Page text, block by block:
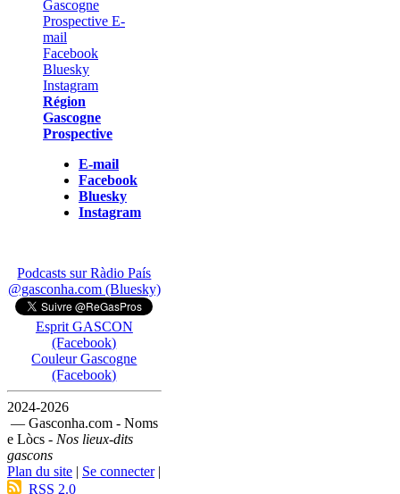
Région
Gascogne
Prospective
E-mail
Facebook
Bluesky
Instagram
Podcasts sur Ràdio País
@gasconha.com (Bluesky)
Esprit GASCON
(Facebook)
Couleur Gascogne
(Facebook)
2024-2026
— Gasconha.com - Noms
e Lòcs - Nos lieux-dits
gascons
Plan du site | Se connecter|
RSS 2.0